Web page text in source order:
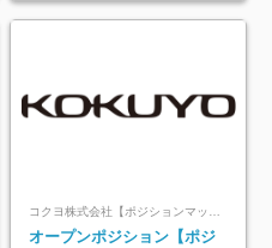
オープンポジション【ポジ